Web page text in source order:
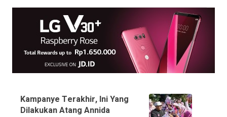
Kampanye Terakhir, Ini Yang
Dilakukan Atang Annida